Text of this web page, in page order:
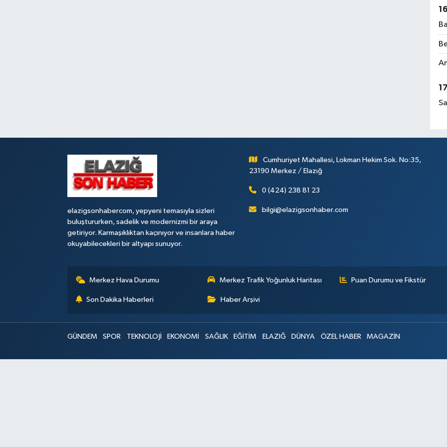
elazigsonhabercom, yepyeni temasıyla sizleri
buluştururken, sadelik ve modernizmi bir araya
getiriyor. Karmaşıklıktan kaçınıyor ve insanlara haber
okuyabilecekleri bir altyapı sunuyor.
Cumhuriyet Mahallesi, Lokman Hekim Sok. No:35,
23190 Merkez / Elazığ
0 (424) 238 81 23
bilgi@elazigsonhaber.com
Merkez Hava Durumu Merkez Trafik Yoğunluk Haritası Puan Durumu ve Fikstür
Son Dakika Haberleri Haber Arşivi
GÜNDEM SPOR TEKNOLOJİ EKONOMİ SAĞLIK EĞİTİM ELAZIĞ DÜNYA ÖZEL HABER MAGAZİN